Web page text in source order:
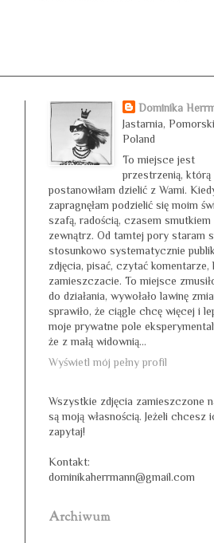
Dominika
Jastarnia,
Poland
To miejsce jest
przestrzenią, którą
postanowiłam dzielić z Wami.
zapragnęłam podzielić się moim
szafą, radością, czasem smutkiem
zewnątrz. Od tamtej pory staram
stosunkowo systematycznie
zdjęcia, pisać, czytać komentarze,
zamieszczacie. To miejsce
do działania, wywołało lawinę
sprawiło, że ciągle chcę więcej i
moje prywatne pole
że z małą widownią...
Wyświetl mój pełny profil
Wszystkie zdjęcia zamieszczone
są moją własnością. Jeżeli chcesz
zapytaj!
Kontakt:
dominikaherrmann@gmail.com
Archiwum